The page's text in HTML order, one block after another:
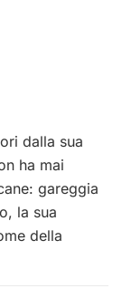
dalla sua
ha mai
gareggia
la sua
della